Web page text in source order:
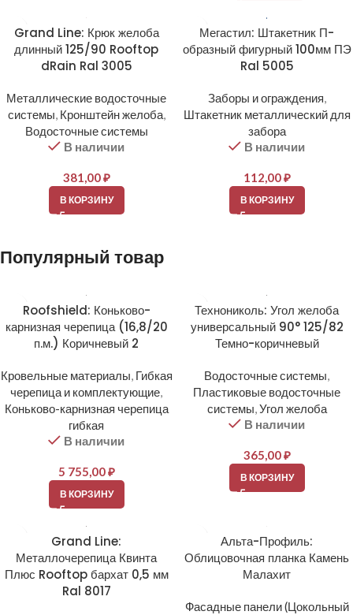
Grand Line: Крюк желоба
длинный 125/90 Rooftop
dRain Ral 3005
Металлические водосточные
системы, Кронштейн желоба,
Водосточные системы
В наличии
381,00₽
В КОРЗИНУ
Мегастил: Штакетник П-
образный фигурный 100мм ПЭ
Ral 5005
Заборы и ограждения,
Штакетник металлический для
забора
В наличии
112,00₽
В КОРЗИНУ
Популярный товар
Roofshield: Коньково-
карнизная черепица (16,8/20
п.м.) Коричневый 2
Кровельные материалы, Гибкая
черепица и комплектующие,
Коньково-карнизная черепица
гибкая
В наличии
5 755,00₽
В КОРЗИНУ
Технониколь: Угол желоба
универсальный 90° 125/82
Темно-коричневый
Водосточные системы,
Пластиковые водосточные
системы,Угол желоба
В наличии
365,00₽
В КОРЗИНУ
Grand Line:
Металлочерепица Квинта
Плюс Rooftop бархат 0,5 мм
Ral 8017
Альта-Профиль:
Облицовочная планка Камень
Малахит
Фасадные панели (Цокольный